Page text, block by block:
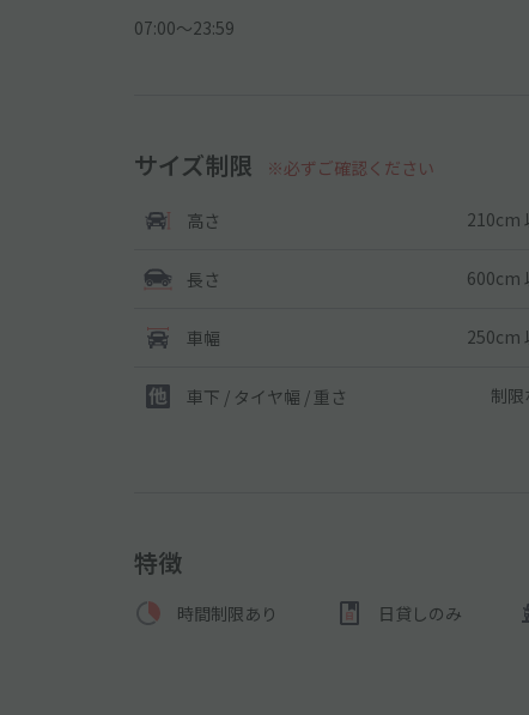
07:00〜23:59
サイズ制限 ※必ずご確認ください
高さ 210cm
長さ 600cm
車幅 250cm
車下 / タイヤ幅 / 重さ 制限
特徴
時間制限あり 日貸しのみ